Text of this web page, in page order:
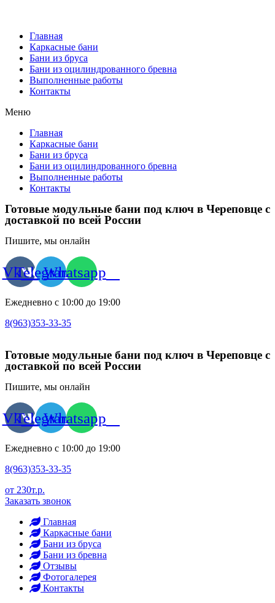
Главная
Каркасные бани
Бани из бруса
Бани из оцилиндрованного бревна
Выполненные работы
Контакты
Меню
Главная
Каркасные бани
Бани из бруса
Бани из оцилиндрованного бревна
Выполненные работы
Контакты
Готовые модульные бани под ключ в Череповце с
доставкой по всей России
Пишите, мы онлайн
VkTelegramWhatsapp
Ежедневно с 10:00 до 19:00
8(963)353-33-35
Готовые модульные бани под ключ в Череповце с
доставкой по всей России
Пишите, мы онлайн
VkTelegramWhatsapp
Ежедневно с 10:00 до 19:00
8(963)353-33-35
от 230т.р.
Заказать звонок
Главная
Каркасные бани
Бани из бруса
Бани из бревна
Отзывы
Фотогалерея
Контакты